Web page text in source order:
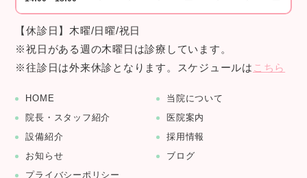
【休診日】木曜/日曜/祝日
※祝日がある週の木曜日は診療しています。
※往診日は外来休診となります。スケジュールは こちら
HOME
当院について
院長・スタッフ紹介
医院案内
設備紹介
採用情報
お知らせ
ブログ
プライバシーポリシー